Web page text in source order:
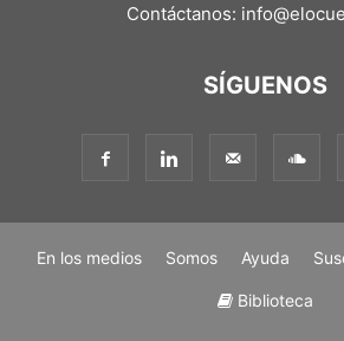
Contáctanos:
SÍGUENOS
En los medios Somos Ayuda
Biblioteca